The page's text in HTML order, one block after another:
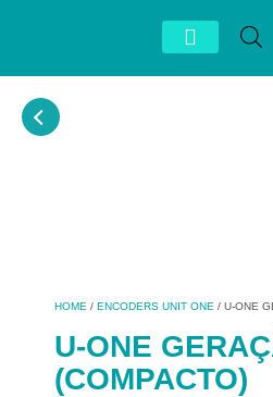
HOME / ENCODERS UNIT ONE / U-ONE
U-ONE
(COMPACTO)